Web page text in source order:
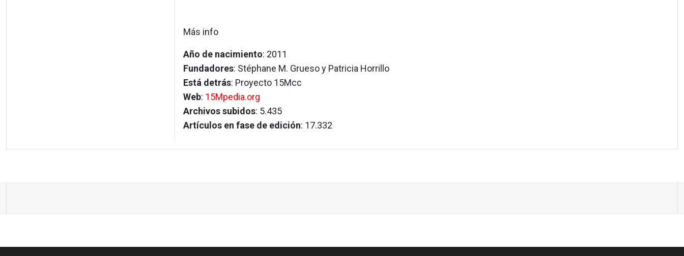
Más info
Año de nacimiento: 2011
Fundadores: Stéphane M. Grueso y Patricia Horrillo
Está detrás: Proyecto 15Mcc
Web: 15Mpedia.org
Archivos subidos: 5.435
Artículos en fase de edición: 17.332